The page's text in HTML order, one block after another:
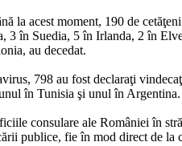
la acest moment, 190 de
3 în Suedia, 5 în Irlanda, 2 în
au decedat.
798 au fost declaraţi
în Tunisia şi unul în Argentina.
consulare ale României în
publice, fie în mod direct de la